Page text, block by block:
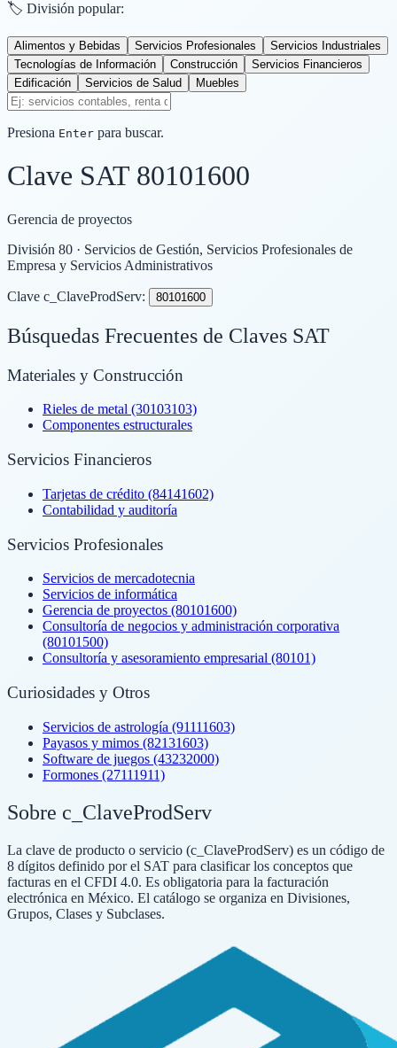
🏷️ División popular:
Alimentos y Bebidas Servicios Profesionales
Servicios Industriales
Tecnologías de Información
Construcción
Servicios Financieros
Edificación
Servicios de Salud Muebles
Presiona Enter para buscar.
Clave SAT 80101600
Gerencia de proyectos
División 80 · Servicios de Gestión, Servicios Profesionales de
Empresa y Servicios Administrativos
Clave c_ClaveProdServ: 80101600
Búsquedas Frecuentes de Claves SAT
Materiales y Construcción
Rieles de metal (30103103)
Componentes estructurales
Servicios Financieros
Tarjetas de crédito (84141602)
Contabilidad y auditoría
Servicios Profesionales
Servicios de mercadotecnia
Servicios de informática
Gerencia de proyectos (80101600)
Consultoría de negocios y administración corporativa
(80101500)
Consultoría y asesoramiento empresarial (80101)
Curiosidades y Otros
Servicios de astrología (91111603)
Payasos y mimos (82131603)
Software de juegos (43232000)
Formones (27111911)
Sobre c_ClaveProdServ
La clave de producto o servicio (c_ClaveProdServ) es un código de
8 dígitos definido por el SAT para clasificar los conceptos que
facturas en el CFDI 4.0. Es obligatoria para la facturación
electrónica en México. El catálogo se organiza en Divisiones,
Grupos, Clases y Subclases.